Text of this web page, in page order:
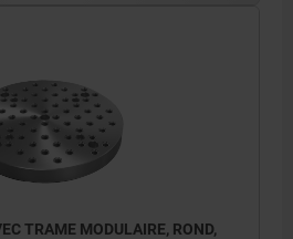
TRAME MODULAIRE, ROND,